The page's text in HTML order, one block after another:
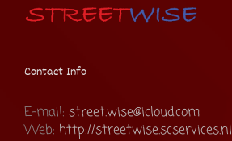
Contact Info
E-mail: street.wise@icloud.com
Web: http://streetwise.scservices.nl